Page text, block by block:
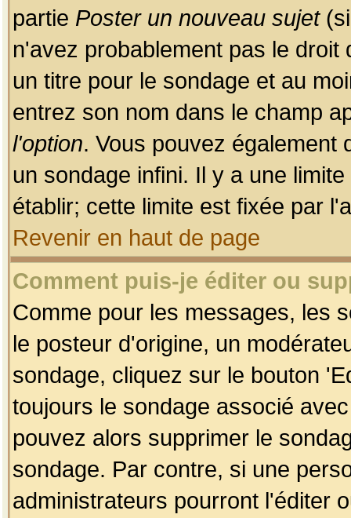
partie Poster un nouveau sujet(si
n'avez probablement pas le
un titre pour le sondage et au
entrez son nom dans le champ
l'option. Vous pouvez également
un sondage infini. Il y a une
établir; cette limite est fixée par
Revenir en haut de page
Comment puis-je éditer ou
Comme pour les messages, les
le posteur d'origine, un
sondage, cliquez sur le bouton
toujours le sondage associé
pouvez alors supprimer le
sondage. Par contre, si une
administrateurs pourront l'éditer